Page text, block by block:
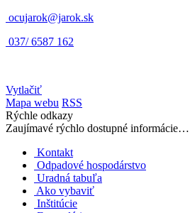
ocujarok@jarok.sk
037/ 6587 162
Vytlačiť
Mapa webu RSS
Rýchle odkazy
Zaujímavé rýchlo dostupné informácie…
Kontakt
Odpadové hospodárstvo
Uradná tabuľa
Ako vybaviť
Inštitúcie